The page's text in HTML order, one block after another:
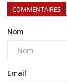
COMMENTAIRES
Nom
Email